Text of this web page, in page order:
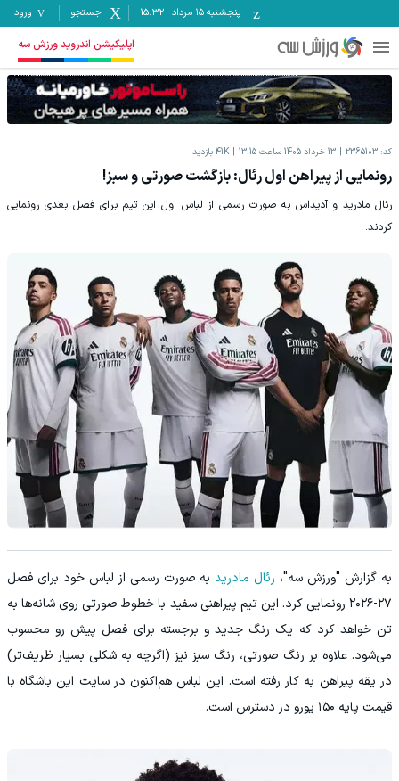
پنجشنبه ۱۵ مرداد -
15:32 جستجو ورود
اپلیکیشن اندروید ورزش سه
کد: 2365103 13 خرداد 1405 ساعت 13:15 41K بازدید
رونمایی از پیراهن اول رئال: بازگشت صورتی و سبز!
رئال مادرید و آدیداس به صورت رسمی از لباس اول این تیم برای فصل بعدی رونمایی
کردند.
به گزارش "ورزش سه"، رئال مادریدبه صورت رسمی از لباس خود برای فصل
۲۷-۲۰۲۶ رونمایی کرد. این تیم پیراهنی سفید با خطوط صورتی روی شانه‌ها به
تن خواهد کرد که یک رنگ جدید و برجسته برای فصل پیش رو محسوب
می‌شود. علاوه بر رنگ صورتی، رنگ سبز نیز (اگرچه به شکلی بسیار ظریف‌تر)
در یقه پیراهن به کار رفته است. این لباس هم‌اکنون در سایت این باشگاه با
قیمت پایه ۱۵۰ یورو در دسترس است.